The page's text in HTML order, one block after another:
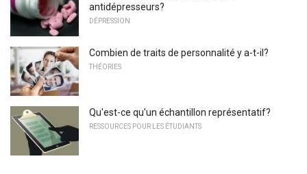
antidépresseurs?
DÉPRESSION
Combien de traits de personnalité y a-t-il?
THÉORIES
Qu'est-ce qu'un échantillon représentatif?
RESSOURCES POUR LES ÉTUDIANTS